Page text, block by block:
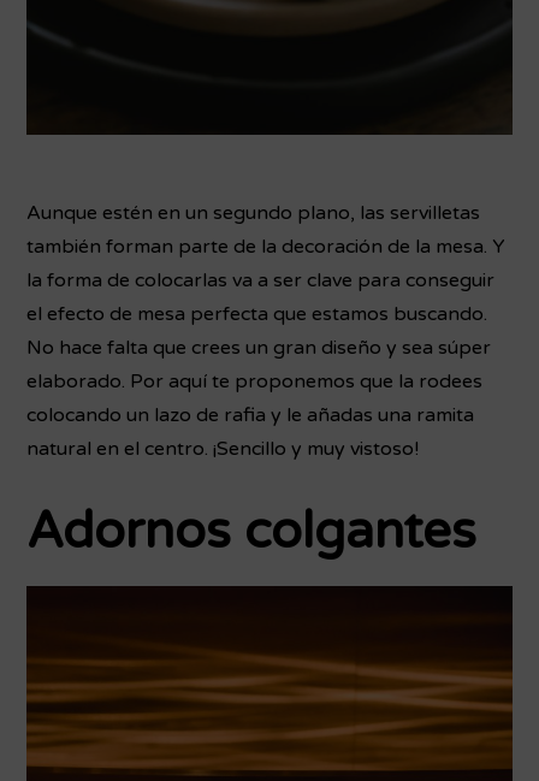
Aunque estén en un segundo plano, las servilletas
también forman parte de la decoración de la mesa. Y
la forma de colocarlas va a ser clave para conseguir
el efecto de mesa perfecta que estamos buscando.
No hace falta que crees un gran diseño y sea súper
elaborado. Por aquí te proponemos que la rodees
colocando un lazo de rafia y le añadas una ramita
natural en el centro. ¡Sencillo y muy vistoso!
Adornos colgantes